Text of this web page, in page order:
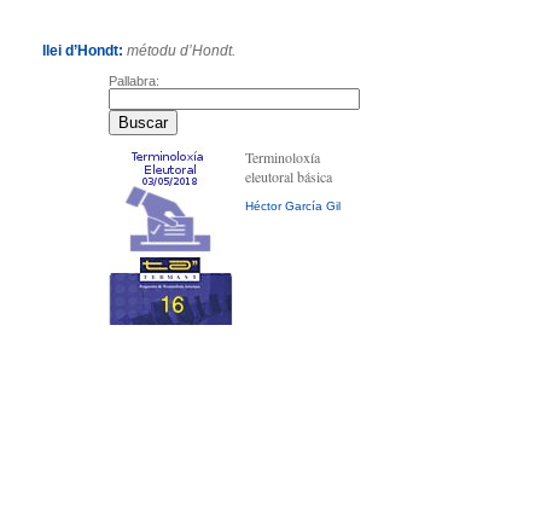
llei d’Hondt: métodu d’Hondt.
Pallabra:
Terminoloxía
eleutoral básica
Héctor García Gil